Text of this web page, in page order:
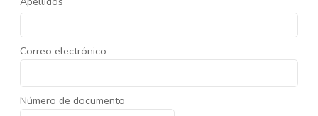
Correo electrónico
Número de documento